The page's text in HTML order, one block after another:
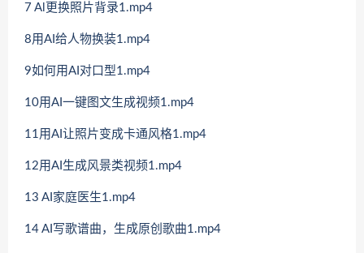
7 Al更换照片背录1.mp4
8用AI给人物换装1.mp4
9如何用AI对口型1.mp4
10用AI一键图文生成视频1.mp4
11用AI让照片变成卡通风格1.mp4
12用AI生成风景类视频1.mp4
13 AI家庭医生1.mp4
14 AI写歌谱曲，生成原创歌曲1.mp4